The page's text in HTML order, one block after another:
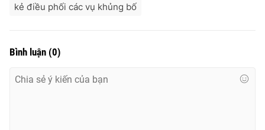
kẻ điều phối các vụ khủng bố
Bình luận (0)